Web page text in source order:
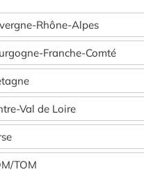
Rhône-Alpes
Franche-Comté
Val de Loire
TOM